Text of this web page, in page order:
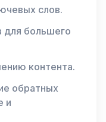
слов.
для большего
контента.
обратных
и